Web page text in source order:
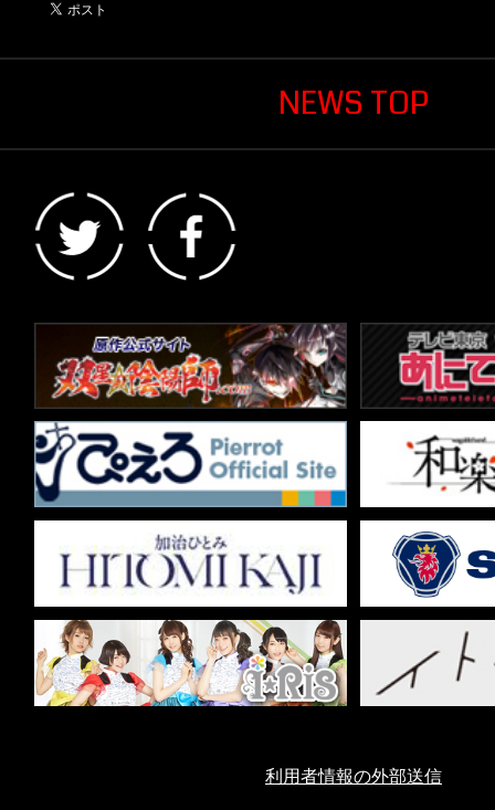
NEWS TOP
利用者情報の外部送信